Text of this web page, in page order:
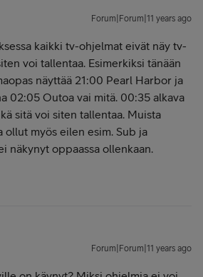
Forum|Forum|11 years ago
kaikki tv-ohjelmat eivät näy tv-
voi tallentaa. Esimerkiksi tänään
näyttää 21:00 Pearl Harbor ja
02:05 Outoa vai mitä. 00:35 alkava
sitä voi siten tallentaa. Muista
ollut myös eilen esim. Sub ja
näkynyt oppaassa ollenkaan.
Forum|Forum|11 years ago